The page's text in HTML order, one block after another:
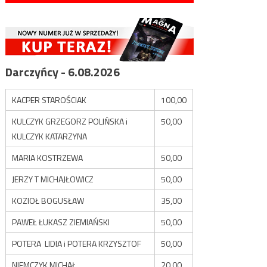
Darczyńcy - 6.08.2026
KACPER STAROŚCIAK
100,00
KULCZYK GRZEGORZ POLIŃSKA i
KULCZYK KATARZYNA
50,00
MARIA KOSTRZEWA
50,00
JERZY T MICHAJŁOWICZ
50,00
KOZIOŁ BOGUSŁAW
35,00
PAWEŁ ŁUKASZ ZIEMIAŃSKI
50,00
POTERA LIDIA i POTERA KRZYSZTOF
50,00